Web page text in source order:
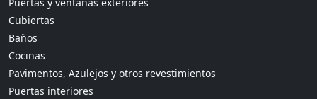
Cubiertas
Baños
Cocinas
Pavimentos, Azulejos y otros revestimientos
Puertas interiores